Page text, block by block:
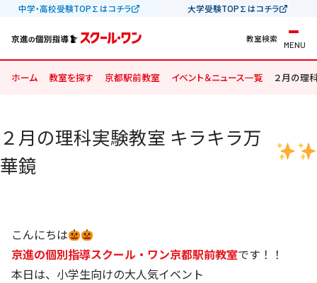
中学・高校受験TOP∑はコチラ 大学受験TOP∑はコチラ
教室検索
MENU
ホーム 教室を探す 京都駅前教室 イベント＆ニュース一覧 ２月の理
２月の理科実験教室 キラキラ万
華鏡
こんにちは
京進の個別指導スクール・ワン京都駅前教室です！！
本日は、小学生向けの大人気イベント